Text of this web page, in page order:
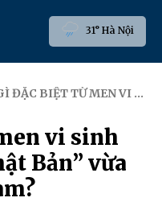
31° Hà Nội
MEN VI SINH “BÁN CHẠY SỐ 1 NHẬT BẢN” VỪA RA MẮT TẠI VIỆT NAM?
vi sinh
Bản” vừa